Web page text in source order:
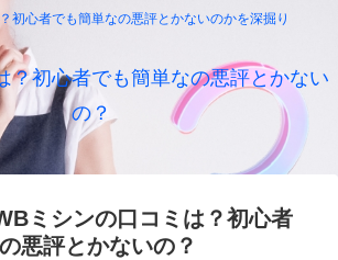
初心者でも簡単なの悪評とかないのかを深掘り
？初心者でも簡単なの悪評とかない
の？
ミシンの口コミは？初心者
悪評とかないの？